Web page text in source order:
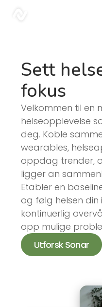
Sett
fokus
Velkommen til en
helseopplevelse
deg. Koble
wearables,
oppdag trender,
ligger an
Etabler en
og følg helsen din
kontinuerlig
opp mulige
Utforsk Sonar